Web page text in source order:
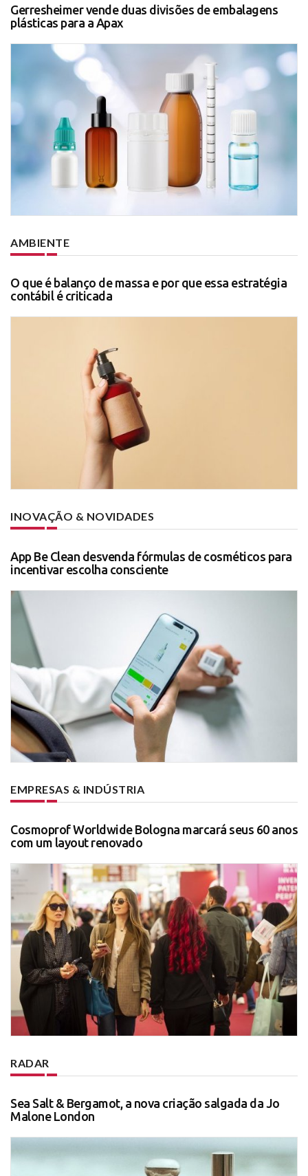
Gerresheimer vende duas divisões de embalagens
plásticas para a Apax
AMBIENTE
O que é balanço de massa e por que essa estratégia
contábil é criticada
INOVAÇÃO & NOVIDADES
App Be Clean desvenda fórmulas de cosméticos para
incentivar escolha consciente
EMPRESAS & INDÚSTRIA
Cosmoprof Worldwide Bologna marcará seus 60 anos
com um layout renovado
RADAR
Sea Salt & Bergamot, a nova criação salgada da Jo
Malone London